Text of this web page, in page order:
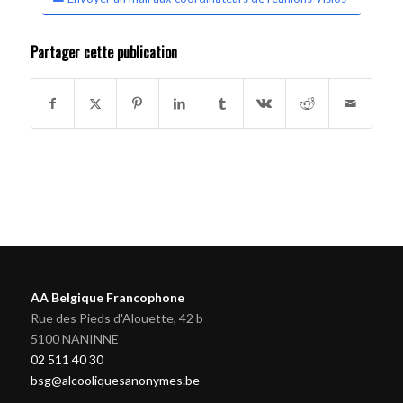
Partager cette publication
AA Belgique Francophone
Rue des Pieds d'Alouette, 42 b
5100 NANINNE
02 511 40 30
bsg@alcooliquesanonymes.be